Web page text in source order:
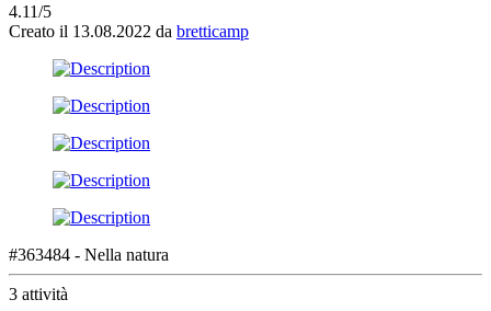
4.11/5
Creato il 13.08.2022 da bretticamp
#363484 - Nella natura
3 attività